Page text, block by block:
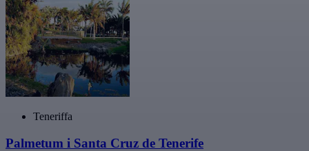
Teneriffa
Palmetum i Santa Cruz de Tenerife